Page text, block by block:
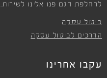
להחלפת דגם פנו אלינו לשירות.
ביטול עסקה
הדרכים לביטול עסקה
עקבו אחרינו